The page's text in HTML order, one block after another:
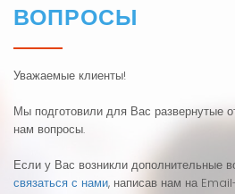
ВОПРОСЫ
Уважаемые клиенты!
Мы подготовили для Вас развернутые
нам вопросы.
Если у Вас возникли дополнительные
связаться с нами, написав нам на